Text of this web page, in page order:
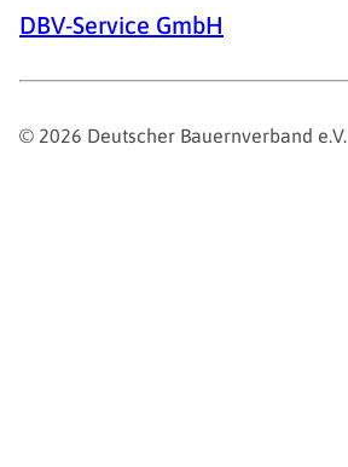
DBV-Service GmbH
© 2026 Deutscher Bauernverband e.V.